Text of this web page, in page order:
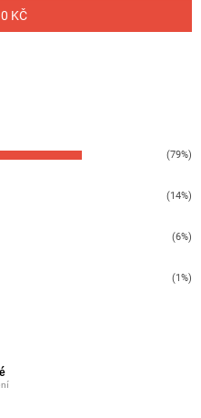
0 KČ
(79%)
(14%)
(6%)
(1%)